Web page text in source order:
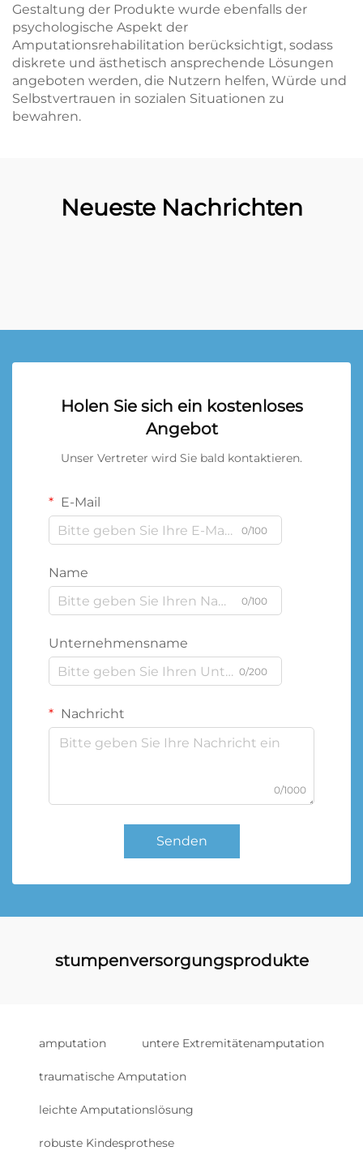
Gestaltung der Produkte wurde ebenfalls der
psychologische Aspekt der
Amputationsrehabilitation berücksichtigt, sodass
diskrete und ästhetisch ansprechende Lösungen
angeboten werden, die Nutzern helfen, Würde und
Selbstvertrauen in sozialen Situationen zu
bewahren.
Neueste Nachrichten
Holen Sie sich ein kostenloses
Angebot
Unser Vertreter wird Sie bald kontaktieren.
E-Mail
0/100
Name
0/100
Unternehmensname
0/200
Nachricht
0/1000
Senden
stumpenversorgungsprodukte
amputation untere Extremitätenamputation
traumatische Amputation
leichte Amputationslösung
robuste Kindesprothese